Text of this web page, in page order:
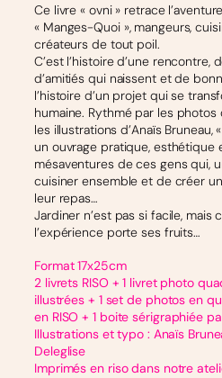
Ce livre « ovni » retrace
« Manges-Quoi », mangeurs,
créateurs de tout poil.
C’est l’histoire d’une rencontre,
d’amitiés qui naissent et de
l’histoire d’un projet qui se
humaine. Rythmé par les
les illustrations d’Anaïs Bruneau,
un ouvrage pratique, esthétique
mésaventures de ces gens qui,
cuisiner ensemble et de créer
leur repas…
Jardiner n’est pas si facile, mais
l’expérience porte ses fruits…
Format 17x25cm
2 livrets RISO + 1 livret photo
illustrées + 1 set de photos en
en RISO + 1 boite sérigraphiée
Illustrations et typo : Anaïs
Deleglise
Imprimés en riso dans notre